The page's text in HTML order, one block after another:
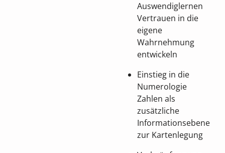
Auswendiglernen
Vertrauen in die
eigene
Wahrnehmung
entwickeln
Einstieg in die
Numerologie
Zahlen als
zusätzliche
Informationsebene
zur Kartenlegung